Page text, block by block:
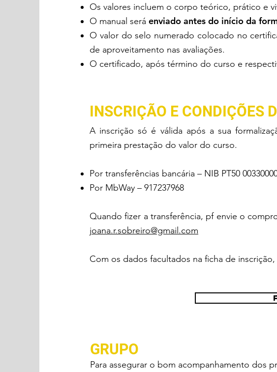
Os valores incluem o corpo teórico, prático e
O manual será enviado antes do início da
O valor do selo numerado colocado no
de aproveitamento nas avaliações.
O certificado, após término do curso e
INSCRIÇÃO E CONDIÇÕES
A inscrição só é válida após a sua
primeira prestação do valor do curso.
Por transferências bancária – NIB PT50
Por MbWay – 917237968
Quando fizer a transferência, pf envie o
joana.r.sobreiro@gmail.com
Com os dados facultados na ficha de
GRUPO
Para assegurar o bom acompanhamento dos